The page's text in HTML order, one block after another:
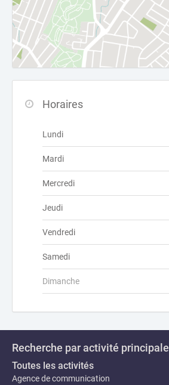
Horaires
Lundi
Mardi
Mercredi
Jeudi
Vendredi
Samedi
Dimanche
Recherche par activité principale
Toutes les activités
Agence de communication